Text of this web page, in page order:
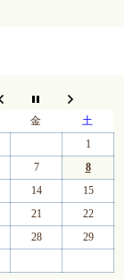
金
土
1
7
8
14
15
21
22
28
29